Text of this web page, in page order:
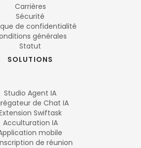
Carrières
Sécurité
de confidentialité
générales
Statut
SOLUTIONS
Studio Agent IA
de Chat IA
Swiftask
Acculturation IA
mobile
de réunion